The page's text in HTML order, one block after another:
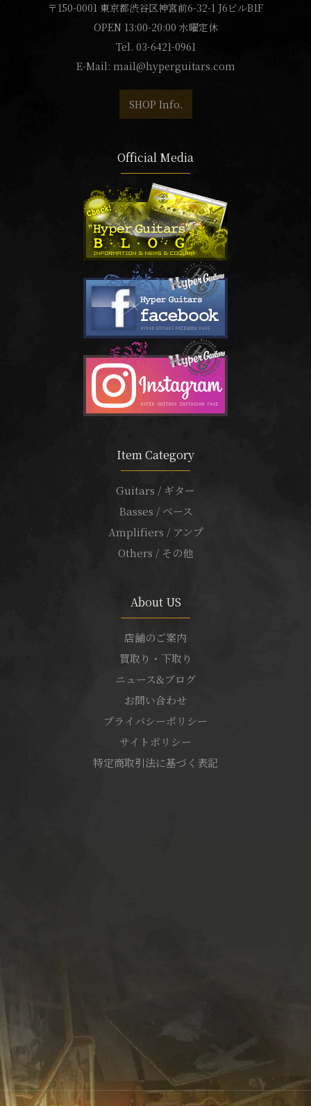
〒150-0001 東京都渋谷区神宮前6-32-1 J6ビルB1F
OPEN 13:00-20:00 水曜定休
Tel. 03-6421-0961
E-Mail: mail@hyperguitars.com
SHOP Info.
Official Media
Item Category
Guitars / ギター
Basses / ベース
Amplifiers / アンプ
Others / その他
About US
店舗のご案内
買取り・下取り
ニュース&ブログ
お問い合わせ
プライバシーポリシー
サイトポリシー
特定商取引法に基づく表記